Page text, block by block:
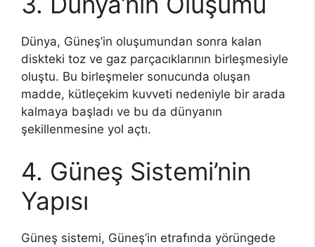
Dünya, Güneş’in oluşumundan sonra kalan
diskteki toz ve gaz parçacıklarının birleşmesiyle
oluştu. Bu birleşmeler sonucunda oluşan
madde, kütleçekim kuvveti nedeniyle bir arada
kalmaya başladı ve bu da dünyanın
şekillenmesine yol açtı.
4. Güneş Sistemi’nin
Yapısı
Güneş sistemi, Güneş’in etrafında yörüngede